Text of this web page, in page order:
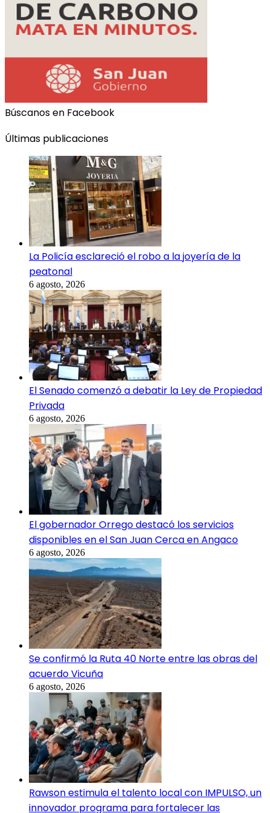
Búscanos en Facebook
Últimas publicaciones
La Policía esclareció el robo a la joyería de la
peatonal
6 agosto, 2026
El Senado comenzó a debatir la Ley de Propiedad
Privada
6 agosto, 2026
El gobernador Orrego destacó los servicios
disponibles en el San Juan Cerca en Angaco
6 agosto, 2026
Se confirmó la Ruta 40 Norte entre las obras del
acuerdo Vicuña
6 agosto, 2026
Rawson estimula el talento local con IMPULSO, un
innovador programa para fortalecer las